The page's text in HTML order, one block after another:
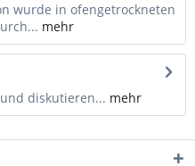
wurde in ofengetrockneten
mehr
diskutieren... mehr